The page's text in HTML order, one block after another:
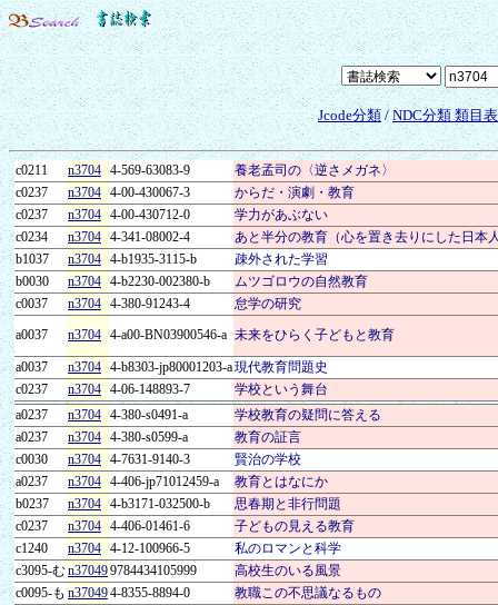
Jcode分類/NDC分類 類目
c0211 n3704 4-569-63083-9
養老孟司の〈逆さメガネ〉
c0237
n3704 4-00-430067-3
からだ・演劇・教育
c0237
n3704 4-00-430712-0
学力があぶない
c0234
n3704 4-341-08002-4
あと半分の教育（心を置き去りにした日本
b1037
n3704 4-b1935-3115-b
疎外された学習
b0030
n3704 4-b2230-002380-b
ムツゴロウの自然教育
c0037
n3704 4-380-91243-4
怠学の研究
a0037
n3704 4-a00-BN03900546-a 未来をひらく子どもと教育
a0037 n3704 4-b8303-jp80001203-a現代教育問題史
c0237
n3704 4-06-148893-7
学校という舞台
a0237
n3704 4-380-s0491-a
学校教育の疑問に答える
a0237
n3704 4-380-s0599-a
教育の証言
c0030
n3704 4-7631-9140-3
賢治の学校
a0237
n3704 4-406-jp71012459-a
教育とはなにか
b0237
n3704 4-b3171-032500-b
思春期と非行問題
c0237
n3704 4-406-01461-6
子どもの見える教育
c1240
n3704 4-12-100966-5
私のロマンと科学
c3095-むn370499784434105999
高校生のいる風景
c0095-も n370494-8355-8894-0
教職この不思議なるもの